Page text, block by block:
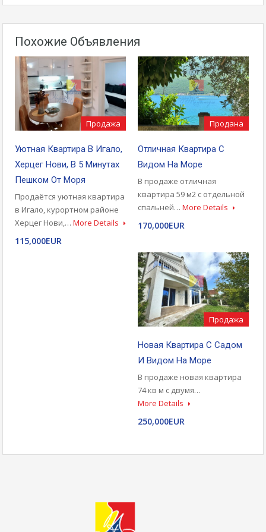
Похожие Объявления
Продажа
Уютная Квартира В Игало,
Херцег Нови, В 5 Минутах
Пешком От Моря
Продаётся уютная квартира
в Игало, курортном районе
Херцег Нови,… More Details
115,000EUR
Продана
Отличная Квартира С
Видом На Море
В продаже отличная
квартира 59 м2 с отдельной
спальней… More Details
170,000EUR
Продажа
Новая Квартира С Садом
И Видом На Море
В продаже новая квартира
74 кв м с двумя…
More Details
250,000EUR